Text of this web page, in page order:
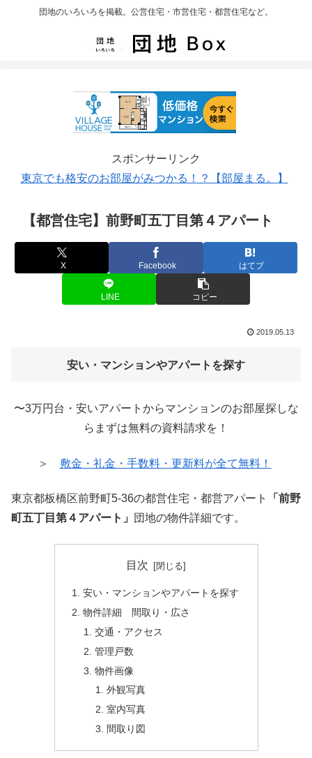
団地のいろいろを掲載。公営住宅・市営住宅・都営住宅など。
スポンサーリンク
東京でも格安のお部屋がみつかる！？【部屋まる。】
【都営住宅】前野町五丁目第４アパート
X Facebook はてブ
LINE コピー
2019.05.13
安い・マンションやアパートを探す
〜3万円台・安いアパートからマンションのお部屋探しな
らまずは無料の資料請求を！
＞ 敷金・礼金・手数料・更新料が全て無料！
東京都板橋区前野町5-36の都営住宅・都営アパート
「前野
町五丁目第４アパート」
団地の物件詳細です。
目次
安い・マンションやアパートを探す
物件詳細 間取り・広さ
交通・アクセス
管理戸数
物件画像
外観写真
室内写真
間取り図